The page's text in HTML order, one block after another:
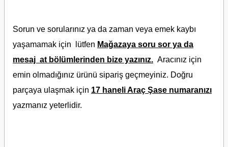
Sorun ve sorularınız ya da zaman veya emek kaybı
yaşamamak için lütfen Mağazaya soru sor ya da
mesaj at bölümlerinden bize yazınız. Aracınız için
emin olmadığınız ürünü sipariş geçmeyiniz. Doğru
parçaya ulaşmak için 17 haneli Araç Şase numaranızı
yazmanız yeterlidir.